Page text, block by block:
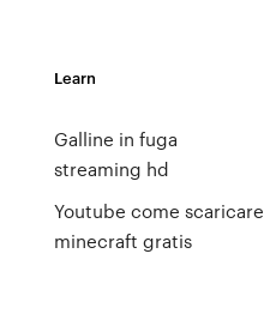
Learn
Galline in fuga
streaming hd
Youtube come scaricare
minecraft gratis